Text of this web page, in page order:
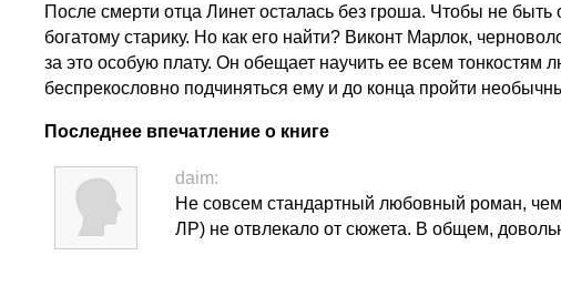
После смерти отца Линет осталась без гроша. Чтобы не
богатому старику. Но как его найти? Виконт Марлок,
за это особую плату. Он обещает научить ее всем
беспрекословно подчиняться ему и до конца пройти
Последнее впечатление о книге
daim:
Не совсем стандартный любовный роман,
ЛР) не отвлекало от сюжета. В общем,